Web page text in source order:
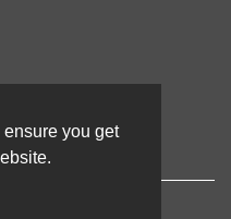
you get